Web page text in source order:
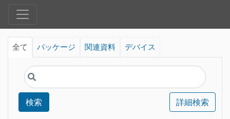
全て パッケージ 関連資料 デバイス
検索 詳細検索